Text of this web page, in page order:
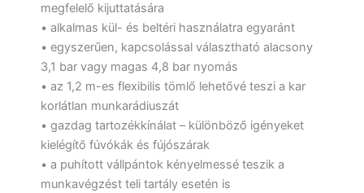
megfelelő kijuttatására
• alkalmas kül- és beltéri használatra egyaránt
• egyszerűen, kapcsolással választható alacsony
3,1 bar vagy magas 4,8 bar nyomás
• az 1,2 m-es flexibilis tömlő lehetővé teszi a kar
korlátlan munkarádiuszát
• gazdag tartozékkínálat – különböző igényeket
kielégítő fúvókák és fújószárak
• a puhított vállpántok kényelmessé teszik a
munkavégzést teli tartály esetén is